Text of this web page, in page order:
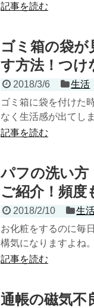
記事を読む
ゴミ箱の袋
す方法！つけ
2018/3/6
生活
ゴミ箱に袋を付けた
なく生活感が出てし
記事を読む
パフの洗い
ご紹介！頻度
2018/2/10
生
お化粧をするのに毎
構気になりますよね
記事を読む
通帳の磁気不